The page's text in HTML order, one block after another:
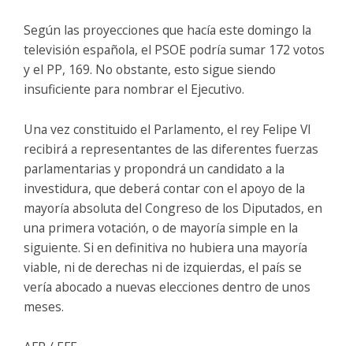
Según las proyecciones que hacía este domingo la
televisión española, el PSOE podría sumar 172 votos
y el PP, 169. No obstante, esto sigue siendo
insuficiente para nombrar el Ejecutivo.
Una vez constituido el Parlamento, el rey Felipe VI
recibirá a representantes de las diferentes fuerzas
parlamentarias y propondrá un candidato a la
investidura, que deberá contar con el apoyo de la
mayoría absoluta del Congreso de los Diputados, en
una primera votación, o de mayoría simple en la
siguiente. Si en definitiva no hubiera una mayoría
viable, ni de derechas ni de izquierdas, el país se
vería abocado a nuevas elecciones dentro de unos
meses.